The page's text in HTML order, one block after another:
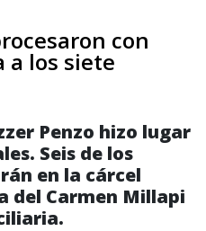
con
los siete
Penzo hizo lugar
Seis de los
en la cárcel
del Carmen Millapi